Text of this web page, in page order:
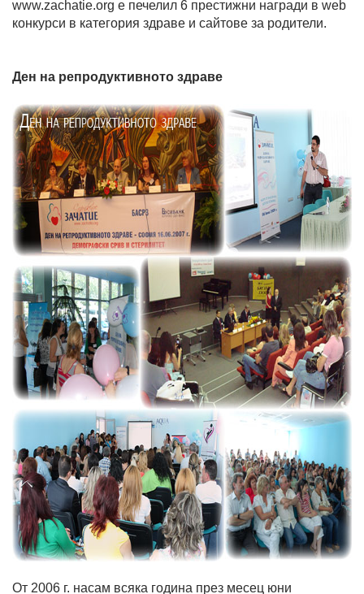
www.zachatie.org е печелил 6 престижни награди в web
конкурси в категория здраве и сайтове за родители.
Ден на репродуктивното здраве
От 2006 г. насам всяка година през месец юни